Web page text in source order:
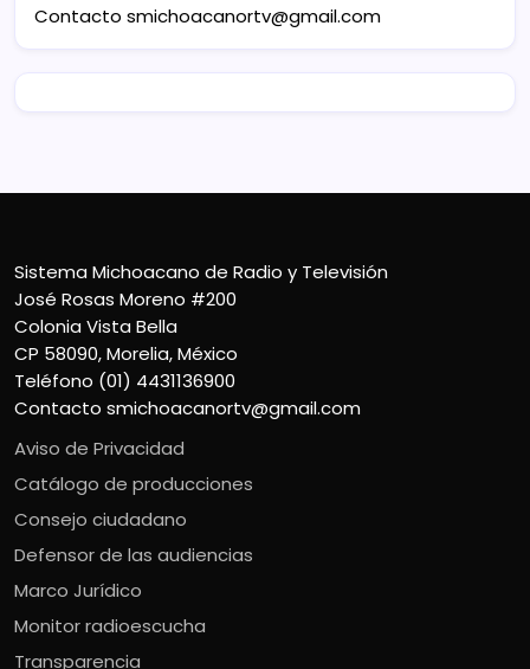
Contacto smichoacanortv@gmail.com
Sistema Michoacano de Radio y Televisión
José Rosas Moreno #200
Colonia Vista Bella
CP 58090, Morelia, México
Teléfono (01) 4431136900
Contacto smichoacanortv@gmail.com
Aviso de Privacidad
Catálogo de producciones
Consejo ciudadano
Defensor de las audiencias
Marco Jurídico
Monitor radioescucha
Transparencia